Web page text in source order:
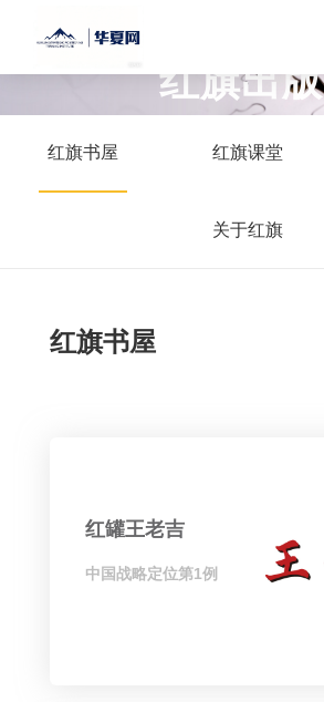
红旗出版
红旗书屋
红旗课堂
关于红旗
红旗书屋
红罐王老吉
中国战略定位第1例